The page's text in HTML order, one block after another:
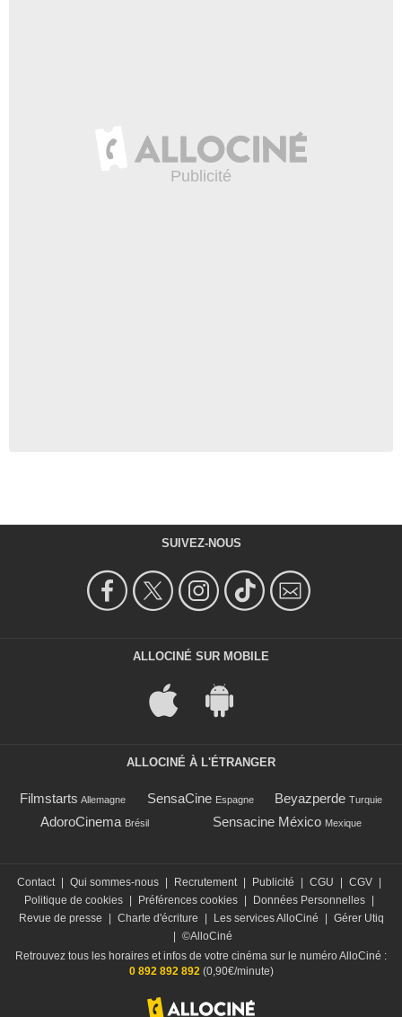
SUIVEZ-NOUS
ALLOCINÉ SUR MOBILE
ALLOCINÉ À L'ÉTRANGER
Filmstarts Allemagne SensaCine Espagne Beyazperde Turquie
AdoroCinema Brésil Sensacine México Mexique
Contact | Qui sommes-nous | Recrutement | Publicité | CGU | CGV |
Politique de cookies | Préférences cookies | Données Personnelles |
Revue de presse
| Charte d'écriture | Les services AlloCiné | Gérer Utiq
| ©AlloCiné
Retrouvez tous les horaires et infos de votre cinéma sur le numéro AlloCiné :
0 892 892 892 (0,90€/minute)